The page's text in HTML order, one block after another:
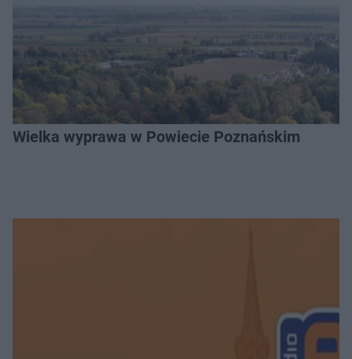
Wielka wyprawa w Powiecie Poznańskim